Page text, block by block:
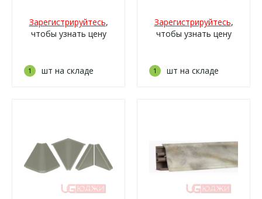
(2047м/339)
Зарегистрируйтесь,
чтобы узнать цену
1 шт на складе
058ам/339)
Зарегистрируйтесь,
чтобы узнать цену
1 шт на складе